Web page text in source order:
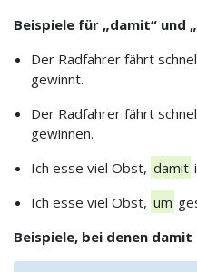
Beispiele für „damit“ und
Der Radfahrer fährt
gewinnt.
Der Radfahrer fährt
gewinnen.
Ich esse viel Obst, damit
Ich esse viel Obst, um
Beispiele, bei denen damit